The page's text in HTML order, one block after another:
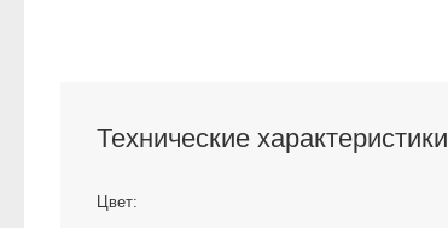
Технические характеристики
Цвет: